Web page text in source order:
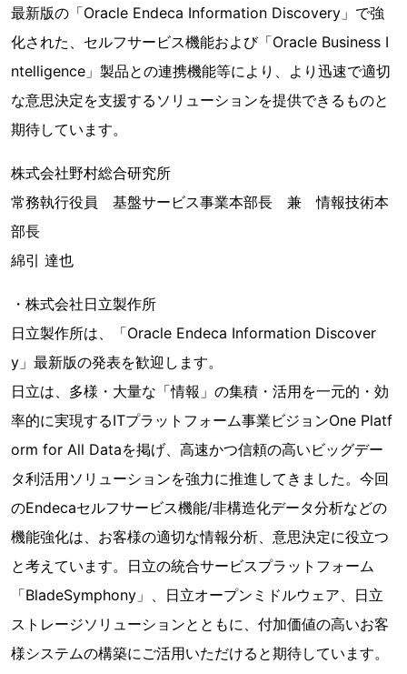
最新版の「Oracle Endeca Information Discovery」で強
化された、セルフサービス機能および「Oracle Business I
ntelligence」製品との連携機能等により、より迅速で適切
な意思決定を支援するソリューションを提供できるものと
期待しています。
株式会社野村総合研究所
常務執行役員 基盤サービス事業本部長 兼 情報技術本
部長
綿引 達也
・株式会社日立製作所
日立製作所は、「Oracle Endeca Information Discover
y」最新版の発表を歓迎します。
日立は、多様・大量な「情報」の集積・活用を一元的・効
率的に実現するITプラットフォーム事業ビジョンOne Platf
orm for All Dataを掲げ、高速かつ信頼の高いビッグデー
タ利活用ソリューションを強力に推進してきました。今回
のEndecaセルフサービス機能/非構造化データ分析などの
機能強化は、お客様の適切な情報分析、意思決定に役立つ
と考えています。日立の統合サービスプラットフォーム
「BladeSymphony」、日立オープンミドルウェア、日立
ストレージソリューションとともに、付加価値の高いお客
様システムの構築にご活用いただけると期待しています。